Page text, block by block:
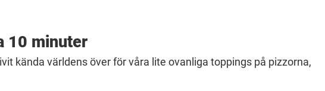
10 minuter
kända världens över för våra lite ovanliga toppings på pizzorna,